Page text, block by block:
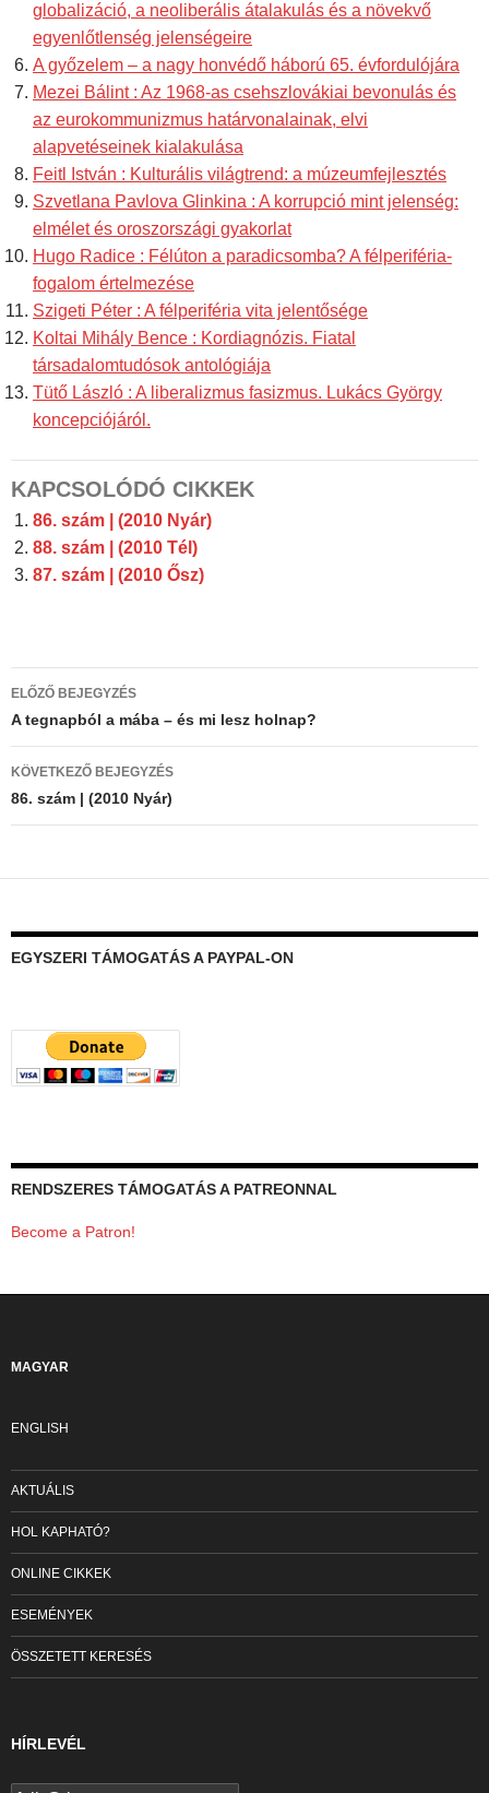
globalizáció, a neoliberális átalakulás és a növekvő
egyenlőtlenség jelenségeire
A győzelem – a nagy honvédő háború 65. évfordulójára
Mezei Bálint : Az 1968-as csehszlovákiai bevonulás és
az eurokommunizmus határvonalainak, elvi
alapvetéseinek kialakulása
Feitl István : Kulturális világtrend: a múzeumfejlesztés
Szvetlana Pavlova Glinkina : A korrupció mint jelenség:
elmélet és oroszországi gyakorlat
Hugo Radice : Félúton a paradicsomba? A félperiféria-
fogalom értelmezése
Szigeti Péter : A félperiféria vita jelentősége
Koltai Mihály Bence : Kordiagnózis. Fiatal
társadalomtudósok antológiája
Tütő László : A liberalizmus fasizmus. Lukács György
koncepciójáról.
KAPCSOLÓDÓ CIKKEK
86. szám | (2010 Nyár)
88. szám | (2010 Tél)
87. szám | (2010 Ősz)
Bejegyzés
navigáció
ELŐZŐ BEJEGYZÉS
A tegnapból a mába – és mi lesz holnap?
KÖVETKEZŐ BEJEGYZÉS
86. szám | (2010 Nyár)
EGYSZERI TÁMOGATÁS A PAYPAL-ON
RENDSZERES TÁMOGATÁS A PATREONNAL
Become a Patron!
MAGYAR
ENGLISH
AKTUÁLIS
HOL KAPHATÓ?
ONLINE CIKKEK
ESEMÉNYEK
ÖSSZETETT KERESÉS
HÍRLEVÉL